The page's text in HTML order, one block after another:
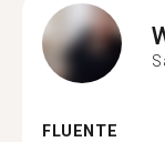
FLUENTE